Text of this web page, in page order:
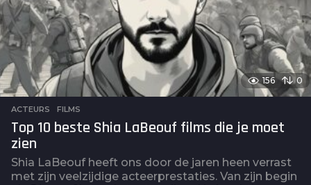
156 0
ACTEURS ,FILMS
Top 10 beste Shia LaBeouf films die je moet
zien
Shia LaBeouf heeft ons door de jaren heen verrast
met zijn veelzijdige acteerprestaties. Van zijn begin